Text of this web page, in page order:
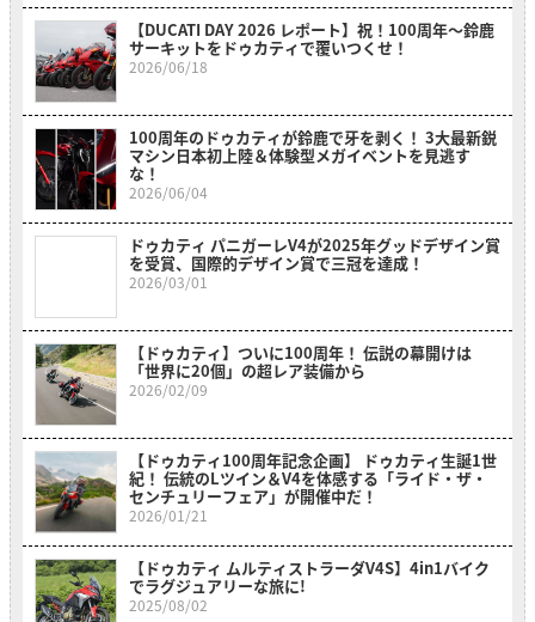
【DUCATI DAY 2026 レポート】祝！100周年〜鈴鹿
サーキットをドゥカティで覆いつくせ！
2026/06/18
100周年のドゥカティが鈴鹿で牙を剥く！ 3大最新鋭
マシン日本初上陸＆体験型メガイベントを見逃す
な！
2026/06/04
ドゥカティ パニガーレV4が2025年グッドデザイン賞
を受賞、国際的デザイン賞で三冠を達成！
2026/03/01
【ドゥカティ】ついに100周年！ 伝説の幕開けは
「世界に20個」の超レア装備から
2026/02/09
【ドゥカティ100周年記念企画】 ドゥカティ生誕1世
紀！ 伝統のLツイン＆V4を体感する「ライド・ザ・
センチュリーフェア」が開催中だ！
2026/01/21
【ドゥカティ ムルティストラーダV4S】4in1バイク
でラグジュアリーな旅に!
2025/08/02